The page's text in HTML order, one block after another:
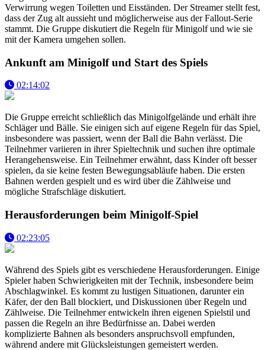
Verwirrung wegen Toiletten und Eisständen. Der Streamer stellt fest,
dass der Zug alt aussieht und möglicherweise aus der Fallout-Serie
stammt. Die Gruppe diskutiert die Regeln für Minigolf und wie sie
mit der Kamera umgehen sollen.
Ankunft am Minigolf und Start des Spiels
02:14:02
Die Gruppe erreicht schließlich das Minigolfgelände und erhält ihre
Schläger und Bälle. Sie einigen sich auf eigene Regeln für das Spiel,
insbesondere was passiert, wenn der Ball die Bahn verlässt. Die
Teilnehmer variieren in ihrer Spieltechnik und suchen ihre optimale
Herangehensweise. Ein Teilnehmer erwähnt, dass Kinder oft besser
spielen, da sie keine festen Bewegungsabläufe haben. Die ersten
Bahnen werden gespielt und es wird über die Zählweise und
mögliche Strafschläge diskutiert.
Herausforderungen beim Minigolf-Spiel
02:23:05
Während des Spiels gibt es verschiedene Herausforderungen. Einige
Spieler haben Schwierigkeiten mit der Technik, insbesondere beim
Abschlagwinkel. Es kommt zu lustigen Situationen, darunter ein
Käfer, der den Ball blockiert, und Diskussionen über Regeln und
Zählweise. Die Teilnehmer entwickeln ihren eigenen Spielstil und
passen die Regeln an ihre Bedürfnisse an. Dabei werden
komplizierte Bahnen als besonders anspruchsvoll empfunden,
während andere mit Glücksleistungen gemeistert werden.